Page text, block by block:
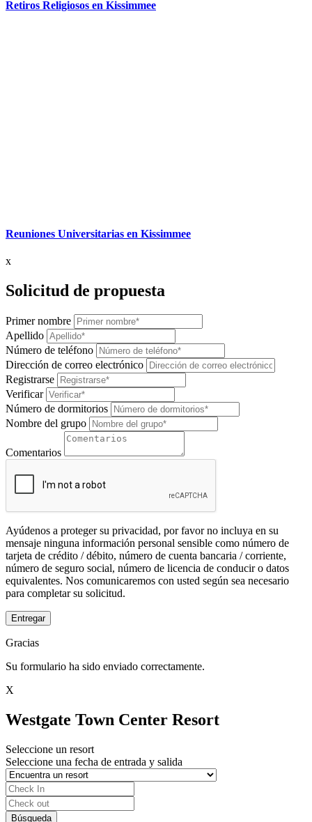
Retiros Religiosos en Kissimmee
Reuniones Universitarias en Kissimmee
x
Solicitud de propuesta
Primer nombre
Apellido
Número de teléfono
Dirección de correo electrónico
Registrarse
Verificar
Número de dormitorios
Nombre del grupo
Comentarios
Ayúdenos a proteger su privacidad, por favor no incluya en su
mensaje ninguna información personal sensible como número de
tarjeta de crédito / débito, número de cuenta bancaria / corriente,
número de seguro social, número de licencia de conducir o datos
equivalentes. Nos comunicaremos con usted según sea necesario
para completar su solicitud.
Entregar
Gracias
Su formulario ha sido enviado correctamente.
X
Westgate Town Center Resort
Seleccione un resort
Seleccione una fecha de entrada y salida